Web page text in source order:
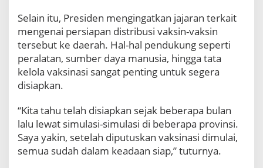
Selain itu, Presiden mengingatkan jajaran terkait
mengenai persiapan distribusi vaksin-vaksin
tersebut ke daerah. Hal-hal pendukung seperti
peralatan, sumber daya manusia, hingga tata
kelola vaksinasi sangat penting untuk segera
disiapkan.
“Kita tahu telah disiapkan sejak beberapa bulan
lalu lewat simulasi-simulasi di beberapa provinsi.
Saya yakin, setelah diputuskan vaksinasi dimulai,
semua sudah dalam keadaan siap,” tuturnya.